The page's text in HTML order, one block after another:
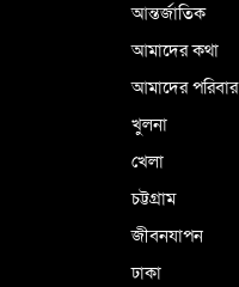
আন্তর্জাতিক
আমাদের কথা
আমাদের পরিবার
খুলনা
খেলা
চট্টগ্রাম
জীবনযাপন
ঢাকা